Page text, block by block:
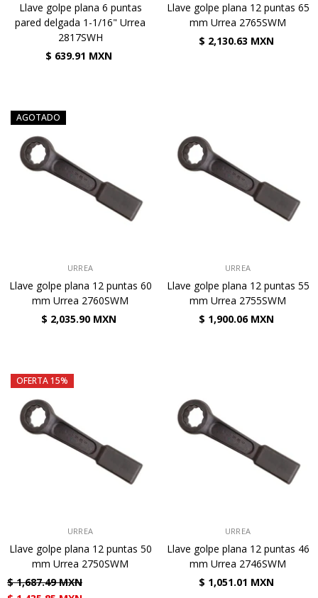
Llave golpe plana 6 puntas
pared delgada 1-1/16" Urrea
2817SWH
$ 639.91 MXN
Llave golpe plana 12 puntas 65
mm Urrea 2765SWM
$ 2,130.63 MXN
AGOTADO
URREA
Llave golpe plana 12 puntas 60
mm Urrea 2760SWM
$ 2,035.90 MXN
URREA
Llave golpe plana 12 puntas 55
mm Urrea 2755SWM
$ 1,900.06 MXN
OFERTA 15%
URREA
Llave golpe plana 12 puntas 50
mm Urrea 2750SWM
$ 1,687.49 MXN
URREA
Llave golpe plana 12 puntas 46
mm Urrea 2746SWM
$ 1,051.01 MXN